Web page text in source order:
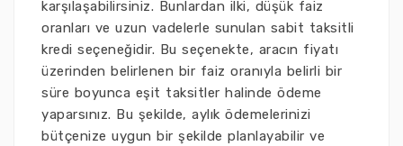
karşılaşabilirsiniz. Bunlardan ilki, düşük faiz
oranları ve uzun vadelerle sunulan sabit taksitli
kredi seçeneğidir. Bu seçenekte, aracın fiyatı
üzerinden belirlenen bir faiz oranıyla belirli bir
süre boyunca eşit taksitler halinde ödeme
yaparsınız. Bu şekilde, aylık ödemelerinizi
bütçenize uygun bir şekilde planlayabilir ve